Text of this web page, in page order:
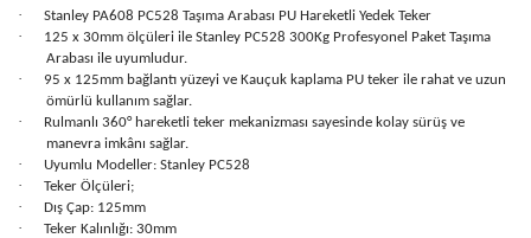
· Stanley PA608 PC528 Taşıma Arabası PU Hareketli Yedek Teker
·
125 x 30mm ölçüleri ile Stanley PC528 300Kg Profesyonel Paket Taşıma
Arabası ile uyumludur.
·
95 x 125mm bağlantı yüzeyi ve Kauçuk kaplama PU teker ile rahat ve uzun
ömürlü kullanım sağlar.
·
Rulmanlı 360° hareketli teker mekanizması sayesinde kolay sürüş ve
manevra imkânı sağlar.
· Uyumlu Modeller: Stanley PC528
· Teker Ölçüleri;
· Dış Çap: 125mm
· Teker Kalınlığı: 30mm